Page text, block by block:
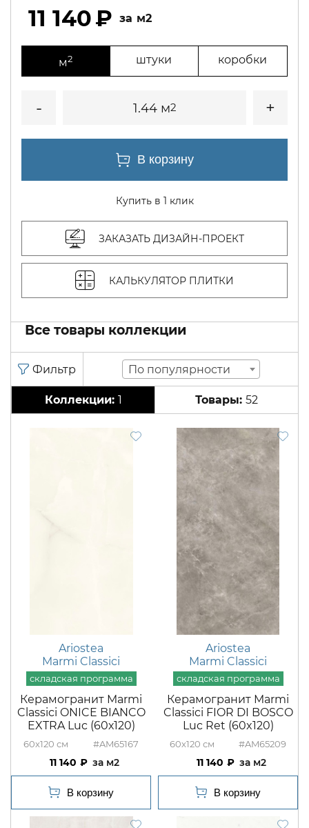
11 140 м2
м2 штуки коробки
1.44 м2
Купить в 1 клик
ЗАКАЗАТЬ ДИЗАЙН-ПРОЕКТ
КАЛЬКУЛЯТОР ПЛИТКИ
Все товары коллекции
По популярности
1 52
Ariostea
Marmi Classici
Керамогранит Marmi
Classici ONICE BIANCO
EXTRA Luc (60х120)
60x120 #AM65167
11 140 м2
Ariostea
Marmi Classici
Керамогранит Marmi
Classici FIOR DI BOSCO
Luc Ret (60x120)
60x120 #AM65209
11 140 м2